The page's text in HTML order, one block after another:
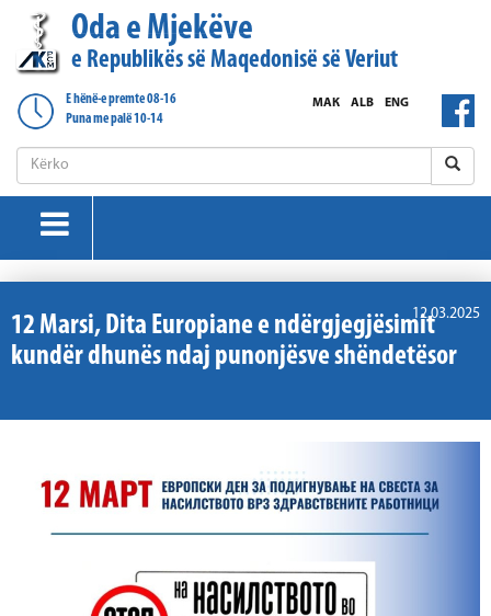
Oda e Mjekëve
e Republikës së Maqedonisë së Veriut
E hënë-e premte 08-16
Puna me palë 10-14
ENG
ALB
МАК
12.03.2025
12 Marsi, Dita Europiane e ndërgjegjësimit
kundër dhunës ndaj punonjësve shëndetësor